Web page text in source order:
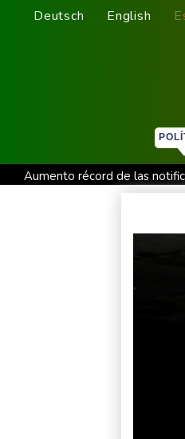
Deutsch English
Aumento récord de las
Uruguay anuncia a Diego
Tres claves de por qué